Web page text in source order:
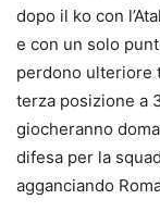
dopo il ko con
e con un solo
perdono ulteriore
terza posizione a
giocheranno
difesa per la
agganciando